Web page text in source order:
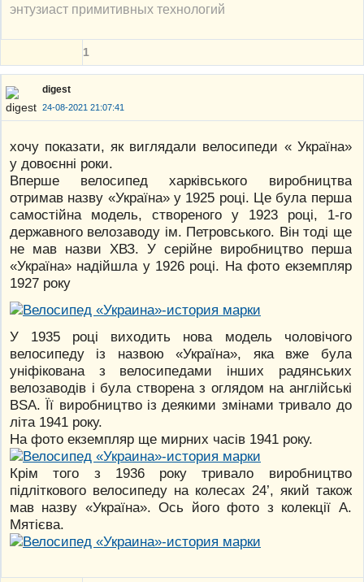
энтузиаст примитивных технологий
1
digest
24-08-2021 21:07:41
хочу показати, як виглядали велосипеди « Україна»
у довоєнні роки.
Вперше велосипед харківського виробництва
отримав назву «Україна» у 1925 році. Це була перша
самостійна модель, створеного у 1923 році, 1-го
державного велозаводу ім. Петровського. Він тоді ще
не мав назви ХВЗ. У серійне виробництво перша
«Україна» надійшла у 1926 році. На фото екземпляр
1927 року
У 1935 році виходить нова модель чоловічого
велосипеду із назвою «Україна», яка вже була
уніфікована з велосипедами інших радянських
велозаводів і була створена з оглядом на англійські
BSA. Її виробництво із деякими змінами тривало до
літа 1941 року.
На фото екземпляр ще мирних часів 1941 року.
Крім того з 1936 року тривало виробництво
підліткового велосипеду на колесах 24’, який також
мав назву «Україна». Ось його фото з колекції А.
Мятієва.